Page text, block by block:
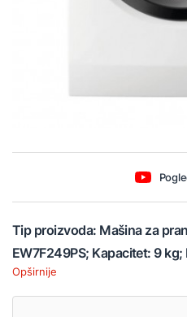
Tip proizvoda: Mašina za
EW7F249PS; Kapacitet: 9
Opširnije